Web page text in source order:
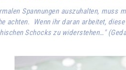
Spannungen auszuhalten,
achten. Wenn ihr daran arbeitet,
Schocks zu widerstehen…"